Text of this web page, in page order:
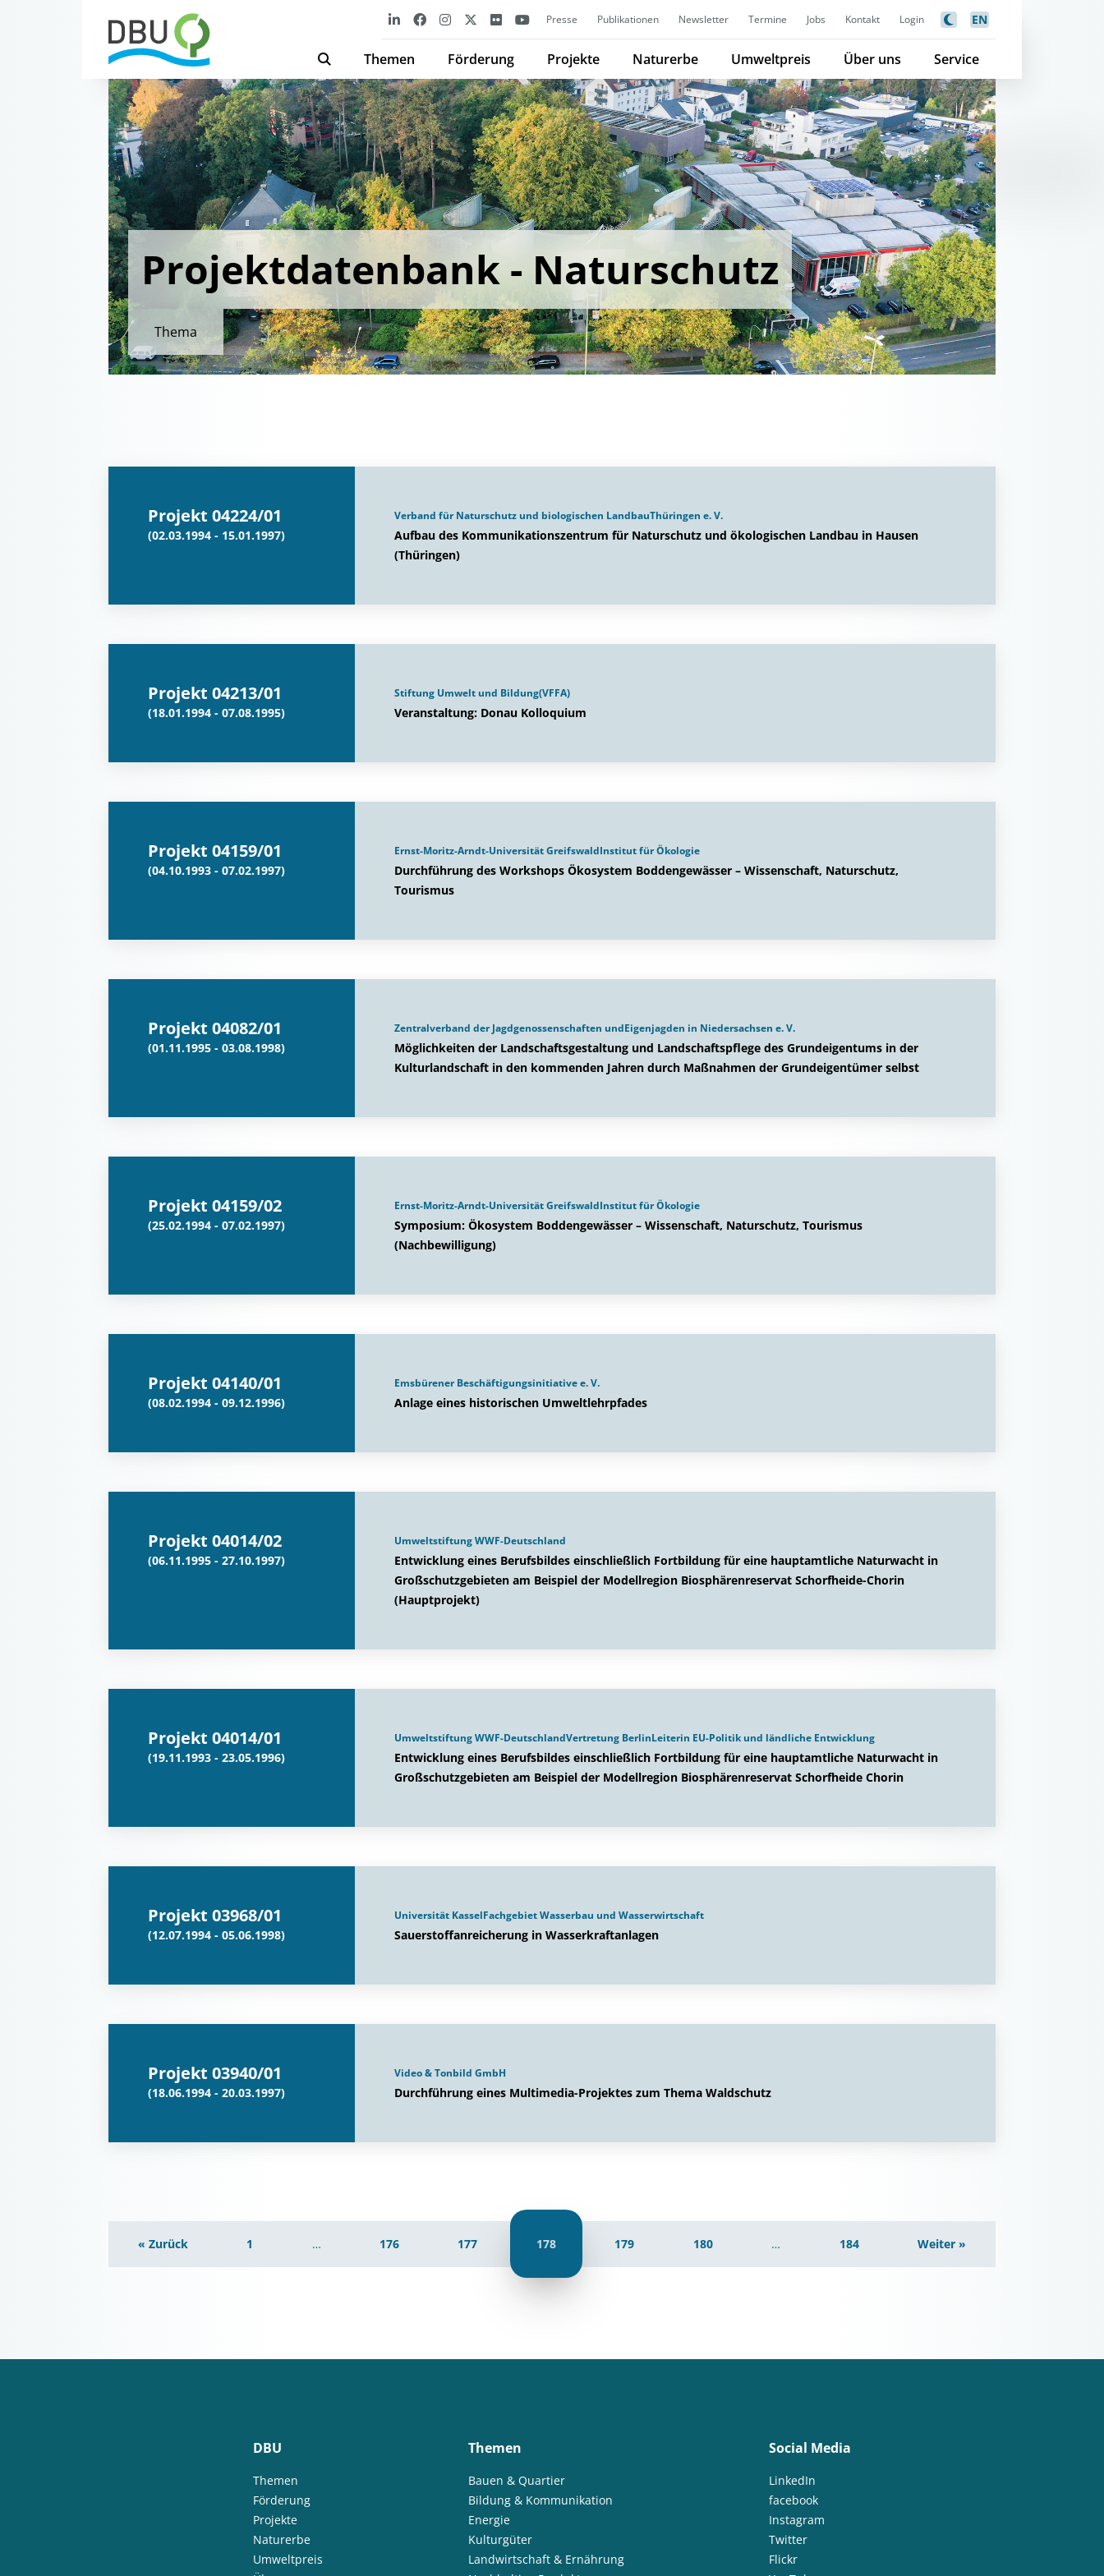
Presse Publikationen Newsletter Termine Jobs Kontakt Login EN
Themen Förderung Projekte Naturerbe Umweltpreis Über uns Service
Projektdatenbank - Naturschutz
Thema
Projekt 04224/01
(02.03.1994 - 15.01.1997)
Verband für Naturschutz und biologischen LandbauThüringen e. V.
Aufbau des Kommunikationszentrum für Naturschutz und ökologischen Landbau in Hausen
(Thüringen)
Projekt 04213/01
(18.01.1994 - 07.08.1995)
Stiftung Umwelt und Bildung(VFFA)
Veranstaltung: Donau Kolloquium
Projekt 04159/01
(04.10.1993 - 07.02.1997)
Ernst-Moritz-Arndt-Universität GreifswaldInstitut für Ökologie
Durchführung des Workshops Ökosystem Boddengewässer – Wissenschaft, Naturschutz,
Tourismus
Projekt 04082/01
(01.11.1995 - 03.08.1998)
Zentralverband der Jagdgenossenschaften undEigenjagden in Niedersachsen e. V.
Möglichkeiten der Landschaftsgestaltung und Landschaftspflege des Grundeigentums in der
Kulturlandschaft in den kommenden Jahren durch Maßnahmen der Grundeigentümer selbst
Projekt 04159/02
(25.02.1994 - 07.02.1997)
Ernst-Moritz-Arndt-Universität GreifswaldInstitut für Ökologie
Symposium: Ökosystem Boddengewässer – Wissenschaft, Naturschutz, Tourismus
(Nachbewilligung)
Projekt 04140/01
(08.02.1994 - 09.12.1996)
Emsbürener Beschäftigungsinitiative e. V.
Anlage eines historischen Umweltlehrpfades
Projekt 04014/02
(06.11.1995 - 27.10.1997)
Umweltstiftung WWF-Deutschland
Entwicklung eines Berufsbildes einschließlich Fortbildung für eine hauptamtliche Naturwacht in
Großschutzgebieten am Beispiel der Modellregion Biosphärenreservat Schorfheide-Chorin
(Hauptprojekt)
Projekt 04014/01
(19.11.1993 - 23.05.1996)
Umweltstiftung WWF-DeutschlandVertretung BerlinLeiterin EU-Politik und ländliche Entwicklung
Entwicklung eines Berufsbildes einschließlich Fortbildung für eine hauptamtliche Naturwacht in
Großschutzgebieten am Beispiel der Modellregion Biosphärenreservat Schorfheide Chorin
Projekt 03968/01
(12.07.1994 - 05.06.1998)
Universität KasselFachgebiet Wasserbau und Wasserwirtschaft
Sauerstoffanreicherung in Wasserkraftanlagen
Projekt 03940/01
(18.06.1994 - 20.03.1997)
Video & Tonbild GmbH
Durchführung eines Multimedia-Projektes zum Thema Waldschutz
« Zurück 1 … 176 177 178 179 180 … 184 Weiter »
DBU
Themen
Förderung
Projekte
Naturerbe
Umweltpreis
Themen
Bauen & Quartier
Bildung & Kommunikation
Energie
Kulturgüter
Landwirtschaft & Ernährung
Social Media
LinkedIn
facebook
Instagram
Twitter
Flickr